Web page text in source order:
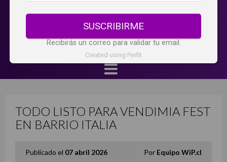
TODO LISTO PARA VENDIMIA FEST
EN BARRIO ITALIA
Publicado el 07 abril 2026 Por Equipo WiP.cl
SUSCRIBIRME
Recibirás un correo para validar tu email.
Created using Perfit